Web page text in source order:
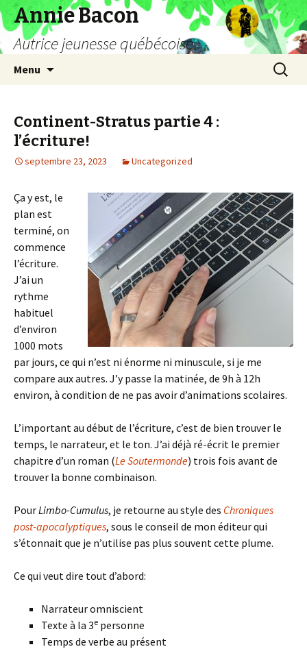
Annie Bacon
Autrice jeunesse québécoise
Menu
Continent-Stratus partie 4 :
l’écriture!
septembre 23, 2023 Uncategorized
Ça y est, le
plan est
terminé, on
commence
l’écriture.
J’ai un
rythme
habituel
d’environ
1000 mots
par jours, ce qui n’est ni énorme ni minuscule, si je me
compare aux autres. J’y passe la matinée, de 9h à 12h
environ, à condition de ne pas avoir d’animations scolaires.
L’important au début de l’écriture, c’est de bien trouver le
temps, le narrateur, et le ton. J’ai déjà ré-écrit le premier
chapitre d’un roman (Le Soutermonde) trois fois avant de
trouver la bonne combinaison.
PourLimbo-Cumulus, je retourne au style des Chroniques
post-apocalyptiques, sous le conseil de mon éditeur qui
s’étonnait que je n’utilise pas plus souvent cette plume.
Ce qui veut dire tout d’abord:
Narrateur omniscient
Texte à la 3e personne
Temps de verbe au présent